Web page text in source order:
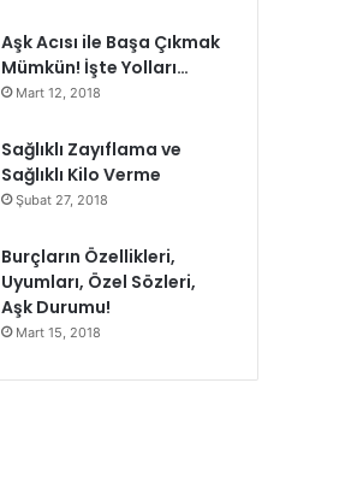
Aşk Acısı ile Başa Çıkmak
Mümkün! İşte Yolları…
Mart 12, 2018
Sağlıklı Zayıflama ve
Sağlıklı Kilo Verme
Şubat 27, 2018
Burçların Özellikleri,
Uyumları, Özel Sözleri,
Aşk Durumu!
Mart 15, 2018